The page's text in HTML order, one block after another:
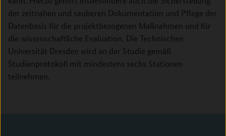
der zeitnahen und sauberen Dokumentation und Pflege der
Datenbasis für die projektbezogenen Maßnahmen und für
die wissenschaftliche Evaluation. Die Technischen
Universität Dresden wird an der Studie gemäß
Studienprotokoll mit mindestens sechs Stationen
teilnehmen.